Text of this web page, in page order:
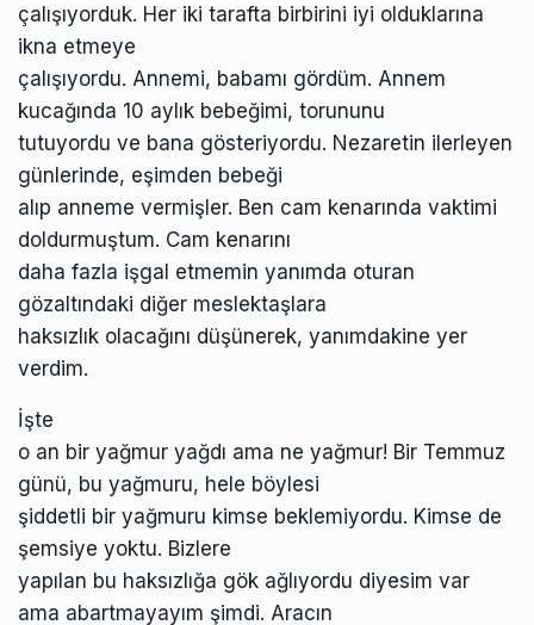
çalışıyorduk. Her iki tarafta birbirini iyi olduklarına
ikna etmeye
çalışıyordu. Annemi, babamı gördüm. Annem
kucağında 10 aylık bebeğimi, torununu
tutuyordu ve bana gösteriyordu. Nezaretin ilerleyen
günlerinde, eşimden bebeği
alıp anneme vermişler. Ben cam kenarında vaktimi
doldurmuştum. Cam kenarını
daha fazla işgal etmemin yanımda oturan
gözaltındaki diğer meslektaşlara
haksızlık olacağını düşünerek, yanımdakine yer
verdim.
İşte
o an bir yağmur yağdı ama ne yağmur! Bir Temmuz
günü, bu yağmuru, hele böylesi
şiddetli bir yağmuru kimse beklemiyordu. Kimse de
şemsiye yoktu. Bizlere
yapılan bu haksızlığa gök ağlıyordu diyesim var
ama abartmayayım şimdi. Aracın